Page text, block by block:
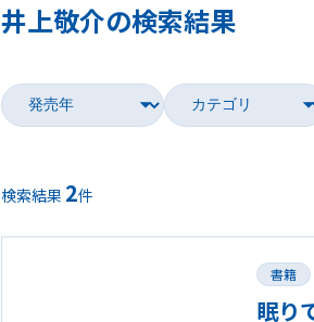
井上敬介の検索結果
検索結果 2件
書籍
眠り